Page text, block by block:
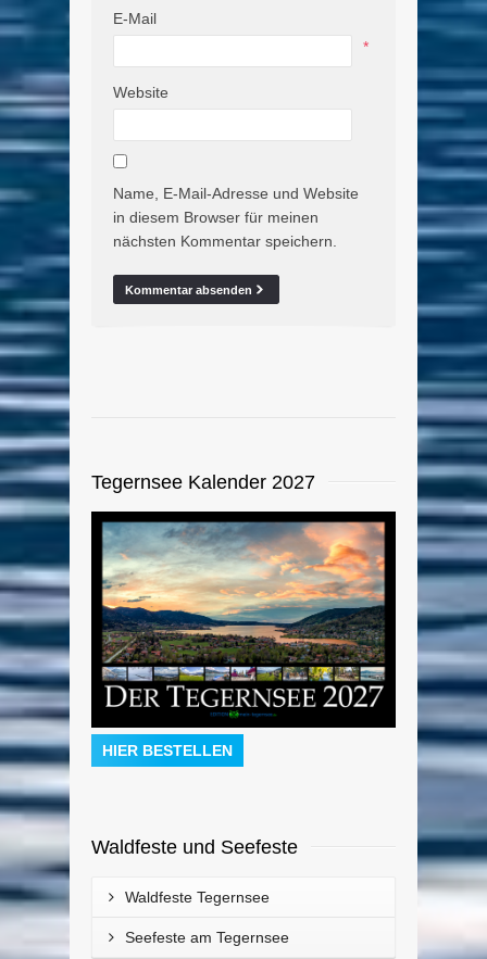
E-Mail
*
Website
Name, E-Mail-Adresse und Website
in diesem Browser für meinen
nächsten Kommentar speichern.
Tegernsee Kalender 2027
HIER BESTELLEN
Waldfeste und Seefeste
Waldfeste Tegernsee
Seefeste am Tegernsee